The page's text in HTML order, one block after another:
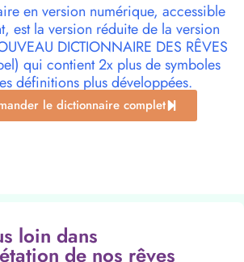
en version numérique, accessible
est la version réduite de la version
DICTIONNAIRE DES RÊVES
qui contient 2x plus de symboles
définitions plus développées.
le dictionnaire complet
loin dans
de nos rêves